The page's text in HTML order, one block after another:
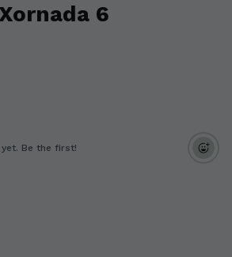
6
Be the first!